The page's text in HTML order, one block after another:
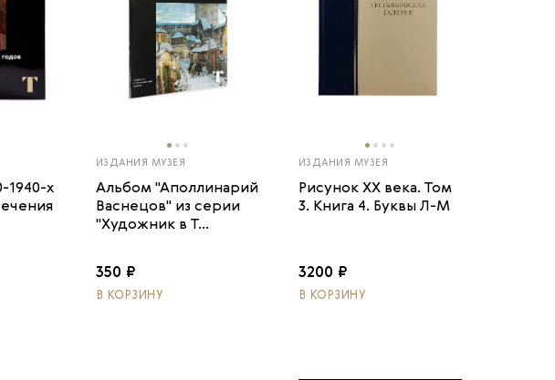
1940-х
ИЗДАНИЯ МУЗЕЯ
Альбом "Аполлинарий
Васнецов" из серии
"Художник в Т...
350 ₽
В КОРЗИНУ
ИЗДАНИЯ МУЗЕЯ
Рисунок XX века. Том
3. Книга 4. Буквы Л-М
3200 ₽
В КОРЗИНУ